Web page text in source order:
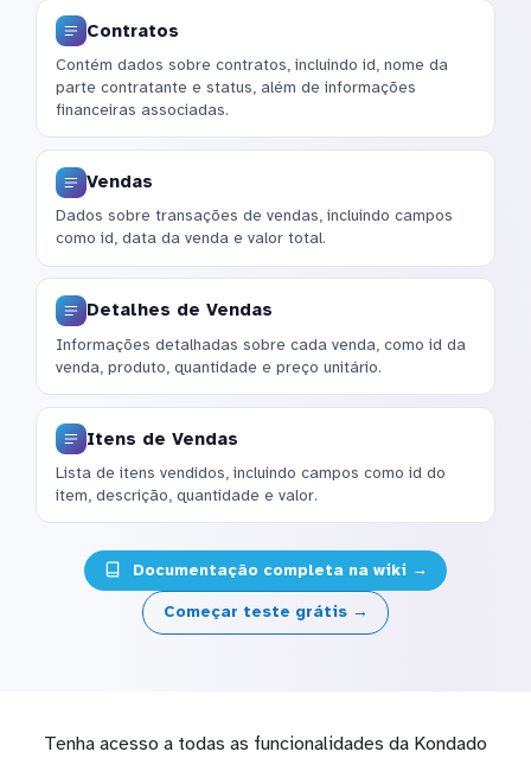
Contratos
Contém dados sobre contratos, incluindo id, nome da
parte contratante e status, além de informações
financeiras associadas.
Vendas
Dados sobre transações de vendas, incluindo campos
como id, data da venda e valor total.
Detalhes de Vendas
Informações detalhadas sobre cada venda, como id da
venda, produto, quantidade e preço unitário.
Itens de Vendas
Lista de itens vendidos, incluindo campos como id do
item, descrição, quantidade e valor.
Documentação completa na wiki →
Começar teste grátis →
Tenha acesso a todas as funcionalidades da Kondado